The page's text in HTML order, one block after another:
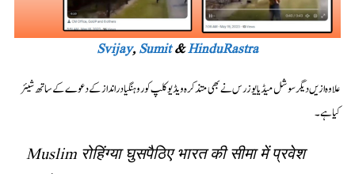
Svijay, Sumit&HinduRastra
علاوہ ازیں دیگر سوشل میڈیا یوزرس نے بھی متذکرہ ویڈیو کلپ کو روہنگیا درانداز کے دعوے کے ساتھ شیئر
کیا ہے۔
Muslim रोहिंग्या घुसपैठिए भारत की सीमा में प्रवेश